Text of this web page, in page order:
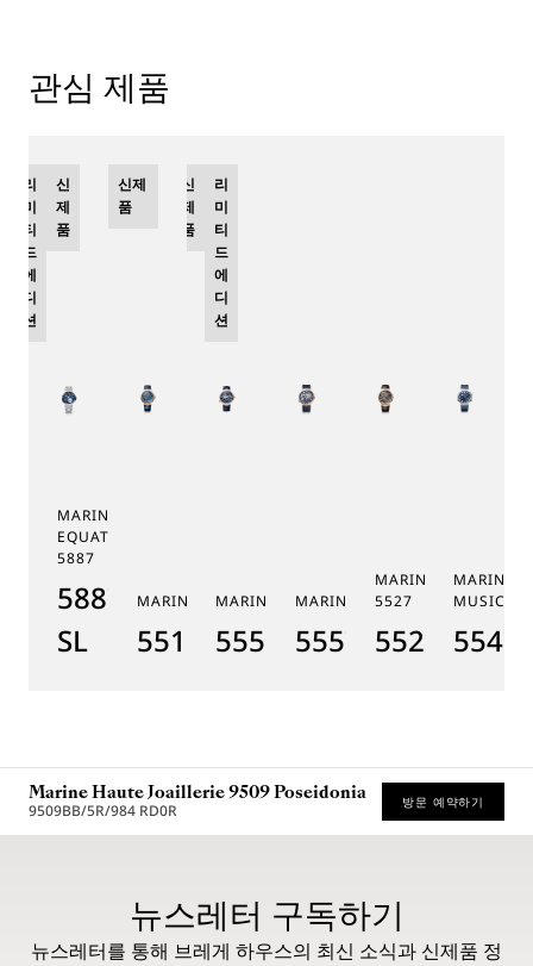
관심 제품
MARINE TOURBILLON
EQUATION MARCHANTE
5887
5887PT/YS/PW0
SL
리
미
티
드
에
디
션
신
제
품
MARINE 5517
5517BR/Y2/9ZU
신제
품
MARINE HORA MUNDI 5555
5555BH/YS/9WV
신
제
품
리
미
티
드
에
디
션
MARINE HORA MUNDI 5557
5557BR/YS/5WV
MARINE
5527
5527BR/
MARINE
Marine Haute Joaillerie 9509 Poseidonia
9509BB/5R/984 RD0R 방문 예약하기
뉴스레터 구독하기
뉴스레터를 통해 브레게 하우스의 최신 소식과 신제품 정